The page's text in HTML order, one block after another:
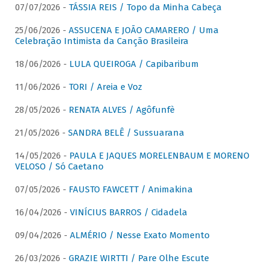
07/07/2026 - TÁSSIA REIS / Topo da Minha Cabeça
25/06/2026 - ASSUCENA E JOÃO CAMARERO / Uma
Celebração Intimista da Canção Brasileira
18/06/2026 - LULA QUEIROGA / Capibaribum
11/06/2026 - TORI / Areia e Voz
28/05/2026 - RENATA ALVES / Agôfunfè
21/05/2026 - SANDRA BELÊ / Sussuarana
14/05/2026 - PAULA E JAQUES MORELENBAUM E MORENO
VELOSO / Só Caetano
07/05/2026 - FAUSTO FAWCETT / Animakina
16/04/2026 - VINÍCIUS BARROS / Cidadela
09/04/2026 - ALMÉRIO / Nesse Exato Momento
26/03/2026 - GRAZIE WIRTTI / Pare Olhe Escute